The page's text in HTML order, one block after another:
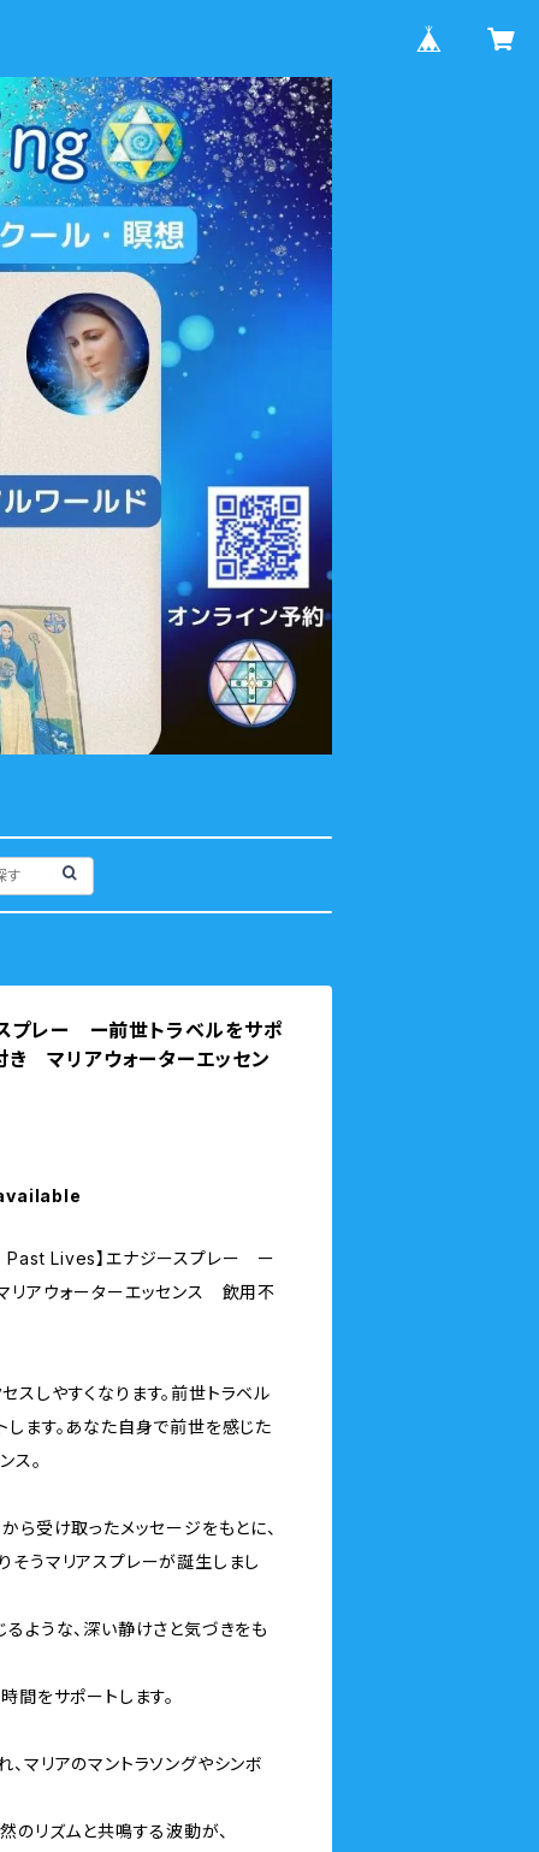
プレー ー前世トラベルをサポ
マリアウォーターエッセン
Lives】エナジースプレー ー
リアウォーターエッセンス 飲用不
しやすくなります。前世トラベル
ます。あなた自身で前世を感じた
ス。
ら受け取ったメッセージをもとに、
そうマリアスプレーが誕生しまし
ような、深い静けさと気づきをも
間をサポートします。
マリアのマントラソングやシンボ
のリズムと共鳴する波動が、